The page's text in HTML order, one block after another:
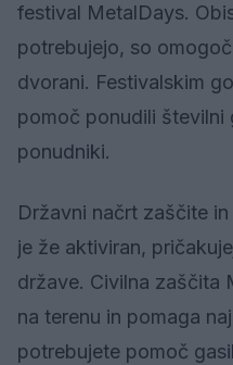
festival MetalDays.
potrebujejo, so
dvorani. Festivalskim
pomoč ponudili številni
ponudniki.
Državni načrt zaščite
je že aktiviran,
države. Civilna zaščita
na terenu in pomaga
potrebujete pomoč